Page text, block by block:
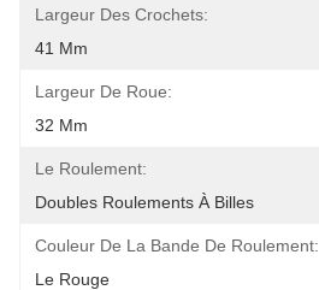
Largeur Des Crochets:
41 Mm
Largeur De Roue:
32 Mm
Le Roulement:
Doubles Roulements À Billes
Couleur De La Bande De Roulement:
Le Rouge